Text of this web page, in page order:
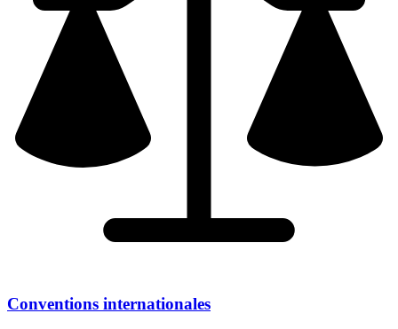
Conventions internationales